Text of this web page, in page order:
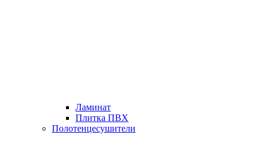
Ламинат
Плитка ПВХ
Полотенцесушители